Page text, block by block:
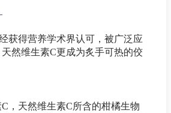
获得营养学术界认可，被广泛应
然维生素C更成为炙手可热的佼
，天然维生素C所含的柑橘生物